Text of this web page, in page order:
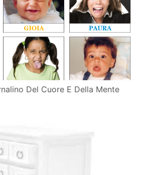
Del Cuore E Della Mente